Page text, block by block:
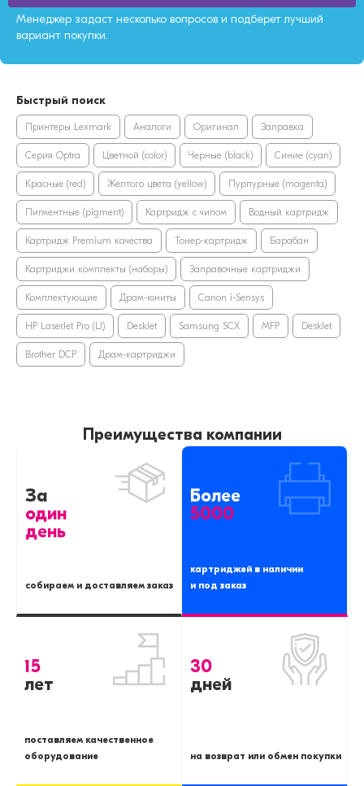
Менеджер задаст несколько вопросов и подберет лучший
вариант покупки.
Быстрый поиск
Принтеры Lexmark Аналоги Оригинал Заправка
Серия Optra Цветной (color) Черные (black) Синие (cyan)
Красные (red) Желтого цвета (yellow) Пурпурные (magenta)
Пигментные (pigment) Картридж с чипом Водный картридж
Картридж Premium качества Тонер-картридж Барабан
Картриджи комплекты (наборы) Заправочные картриджи
Комплектующие Драм-юниты Canon i-Sensys
HP LaserJet Pro (LJ) DeskJet Samsung SCX MFP DeskJet
Brother DCP Драм-картриджи
Преимущества компании
За
один
день
собираем и доставляем заказ
Более
5000
картриджей в наличии
и под заказ
15
лет
поставляем качественное
оборудование
30
дней
на возврат или обмен покупки